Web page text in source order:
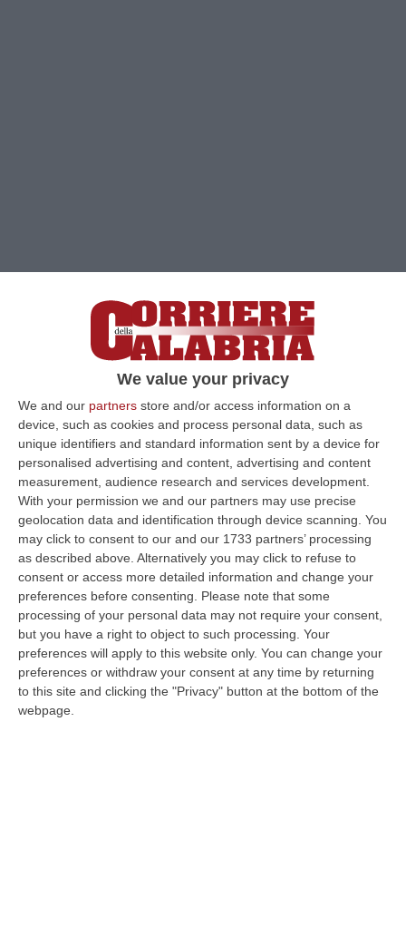
We value your privacy
We and our partners store and/or access information on a
device, such as cookies and process personal data, such as
unique identifiers and standard information sent by a device for
personalised advertising and content, advertising and content
measurement, audience research and services development.
With your permission we and our partners may use precise
geolocation data and identification through device scanning. You
may click to consent to our and our 1733 partners’ processing
as described above. Alternatively you may click to refuse to
consent or access more detailed information and change your
preferences before consenting.
Please note that some
processing of your personal data may not require your consent,
but you have a right to object to such processing. Your
preferences will apply to this website only. You can change your
preferences or withdraw your consent at any time by returning
to this site and clicking the "Privacy" button at the bottom of the
webpage.
Clicca e segui “Corriere della Calabria” su Google News
Stanotte si è registrato in Calabria un
importante sciame sismico. La gente
giustamente è scappata dalle case con o
senza mascherina. Una situazione caotica
senza un minimo di indicazioni da chi invece
dovrebbe essere già presente nei territori. Di
nuovo tutta la responsabilitaà sulle spalle dei
sindaci. Vanno bene le regole che bisogna
rispettare, vanno bene le manifestazioni di
solidarietaà dai nostri balconi, un buon
segnale per il dopo quando usciremo dalle
nostre case e mi auguro riempiremo le
piazze, forti dell’insegnamento di questi
giorni difficili. Ma ora mi sento di dire che